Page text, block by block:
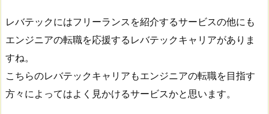
レバテックにはフリーランスを紹介するサービスの他にも
エンジニアの転職を応援するレバテックキャリアがありま
すね。
こちらのレバテックキャリアもエンジニアの転職を目指す
方々によってはよく見かけるサービスかと思います。